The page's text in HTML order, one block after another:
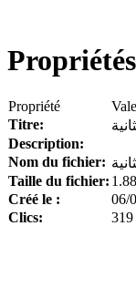
Propriété
Titre:
Description:
Nom du fichier:
Taille du fichier:
Créé le :
06/
Clics: